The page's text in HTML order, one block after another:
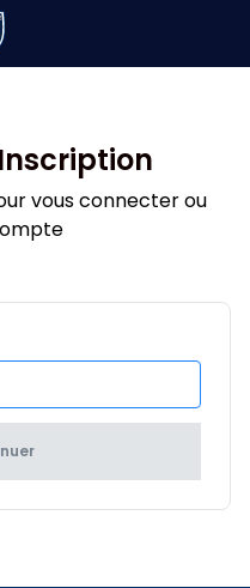
vous connecter ou